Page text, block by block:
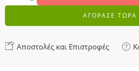
ΑΓΟΡΑΣΕ ΤΩΡΑ
Αποστολές και Επιστροφές